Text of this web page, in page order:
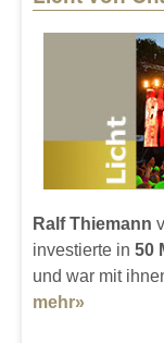
Ralf Thiemann
investierte in 50
und war mit
mehr»